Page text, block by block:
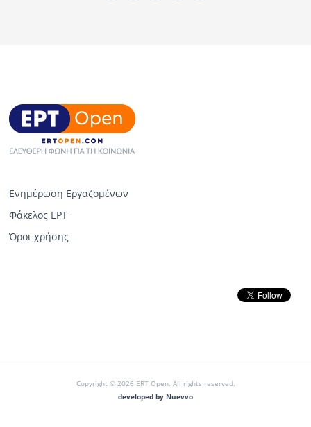
Ενημέρωση Εργαζομένων
Φάκελος ΕΡΤ
Όροι χρήσης
Copyright © 2026 ERT Open. All rights reserved.
developed by Nuevvo